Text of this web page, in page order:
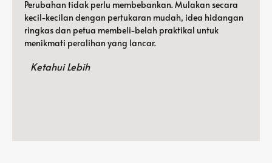
Perubahan tidak perlu membebankan. Mulakan secara
kecil-kecilan dengan pertukaran mudah, idea hidangan
ringkas dan petua membeli-belah praktikal untuk
menikmati peralihan yang lancar.
Ketahui Lebih